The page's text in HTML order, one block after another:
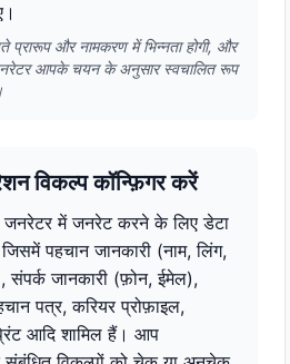
प्रारूप और नामकरण में भिन्नता होगी, और
आपके चयन के अनुसार स्वचालित रूप
विकल्प कॉन्फ़िगर करें
जनरेटर में जनरेट करने के लिए डेटा
पहचान जानकारी (नाम, लिंग,
संपर्क जानकारी (फ़ोन, ईमेल),
पत्र, करियर प्रोफ़ाइल,
आदि शामिल हैं। आप